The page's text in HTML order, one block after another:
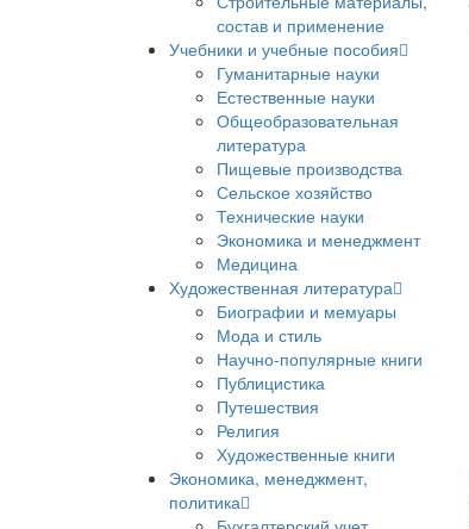
состав и применение
Учебники и учебные пособия
Гуманитарные науки
Естественные науки
Общеобразовательная
литература
Пищевые производства
Сельское хозяйство
Технические науки
Экономика и менеджмент
Медицина
Художественная литература
Биографии и мемуары
Мода и стиль
Научно-популярные книги
Публицистика
Путешествия
Религия
Художественные книги
Экономика, менеджмент,
политика